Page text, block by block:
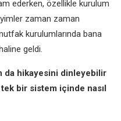
ederken, özellikle kurulum
zaman zaman
kurulumlarında bana
geldi.
da hikayesini dinleyebilir
bir sistem içinde nasıl